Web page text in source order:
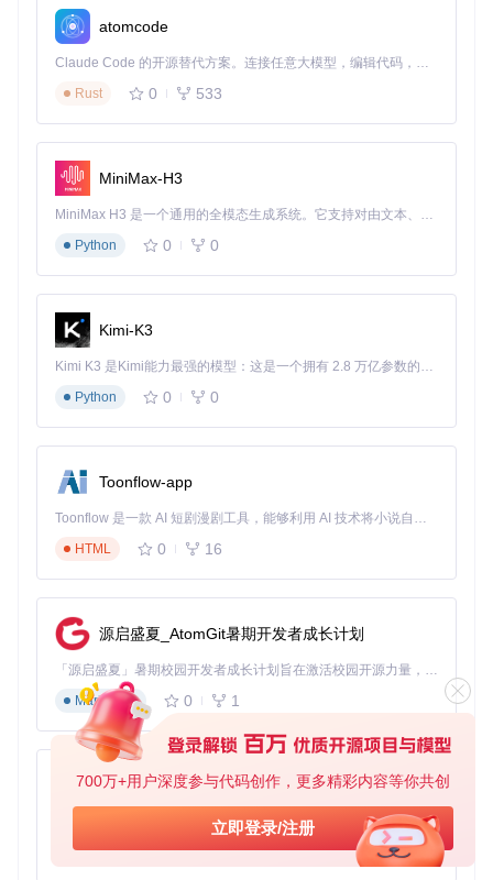
700万+用户深度参与代码创作，更多精彩内容等你共创
立即登录/注册
同步三个指标。实践表明，合理使用内存池（core/template
s/）和异步任务队列（core/object/worker_thread_pool.cpp）
可使扩展性能提升40%以上。
3 生态协同：构建可持续发展的技术社区
3.1 社区案例：不同规模团队的实践路径
独立开发者：采用"核心功能+插件市场"模式，如使用GDExte
nsion开发高性能噪声生成库，通过资产商店分发。关键是保
持接口稳定性，使用语义化版本控制，在扩展配置文件中明确
中小企业
通过GDExtension实现，同时保留GDScript的游戏逻辑灵活
性。通过模块化设计（参考core/extension/gdextension_librar
y_loader.cpp）实现热更新支持，降低迭代成本。
大型团队：建立完整的扩展开发生态，如某AAA级项目将物理
模拟、AI行为树等核心系统通过GDExtension实现，同时开发
配套的调试工具和文档系统。核心策略是通过接口抽象（core/
extension/gdextension_interface.h）隔离引擎版本差异，确
保跨版本兼容性。
3.2 技术债务管理：长期维护策略
随着项目演进，技术债务不可避免。建议从三个方面进行管
迁移工具；代码质量通过静态分析（参考misc/scripts/）和自
动化测试保障；文档维护则需保持与代码同步，可使用core/d
oc/模块提供的文档生成工具。
对于兼容性处理，可参考core/extension/gdextension_special
_compat_hashes.cpp的实现，通过哈希表记录不同版本的接
口变更，在加载时自动适配。这种前瞻性设计可显著降低版本
升级成本。
4 未来演进：GDExtension的技术发展方向
4.1 性能优化：底层技术升级路径
GDExtension的性能优化将沿着三个方向发展：SIMD指令集
利用（通过core/math/模块的向量化操作）、多线程架构优化
（参考core/object/worker_thread_pool.cpp）、以及JIT编译
atomcode
Claude Code 的开源替代方案。连接任意大模型，编辑代码，运行命令，自动验证 — 全自动执行。用 Rust 构建，极致性能。 ｜ An open-source alternative to Claude Code. Connect any LLM, edit code, run commands, and verify changes — autonomously. Built in Rust for speed. Get Started
Rust
0 533
MiniMax-H3
MiniMax H3 是一个通用的全模态生成系统。它支持对由文本、图像、视频和音频组成的多模态上下文进行统一理解，并能生成分辨率高达 2K、时长可达 15 秒的带原生立体声音频的视频。得益于面向任务泛化的系统设计，H3 在预训练阶段就已具备广泛的多模态上下文理解与生成能力，能够出色地执行复杂的多模态指令。
Python
0 0
Kimi-K3
Kimi K3 是Kimi能力最强的模型：这是一个拥有 2.8 万亿参数的混合专家（MoE）模型，具备原生视觉理解能力，并支持 100 万 token 的上下文窗口。
Python
0 0
Toonflow-app
Toonflow 是一款 AI 短剧漫剧工具，能够利用 AI 技术将小说自动转化为剧本，并结合 AI 生成的图片和视频，实现高效的短剧创作。借助 Toonflow，可以轻松完成从文字到影像的全流程，让短剧制作变得更加智能与便捷。
HTML
0 16
源启盛夏_AtomGit暑期开发者成长计划
「源启盛夏」暑期校园开发者成长计划旨在激活校园开源力量，通过积分激励、认证扶持、资源倾斜等形式，引导高校组织和开发者完成「入驻 — 建项目 — 做贡献 — 获认证 — 得资源」的完整闭环。无论你是想带领社团入驻平台的组织者，还是希望用代码贡献证明自己的开发者，都能在这里找到属于你的成长路径。
Markdown
0 1
AionUi
免费、本地、开源的 24/7 全天候 Cowork 应用，以及适用于 Gemini CLI、Claude Code、Codex、OpenCode、Qwen Code、Goose CLI、Auggie 等的 OpenClaw | 🌟 喜欢就点star吧
TypeScript
0 6